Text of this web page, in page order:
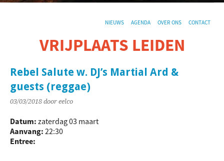
NIEUWS AGENDA OVER ONS CONTACT
VRIJPLAATS LEIDEN
Rebel Salute w. DJ’s Martial Ard &
guests (reggae)
03/03/2018 door eelco
Datum: zaterdag 03 maart
Aanvang: 22:30
Entree: